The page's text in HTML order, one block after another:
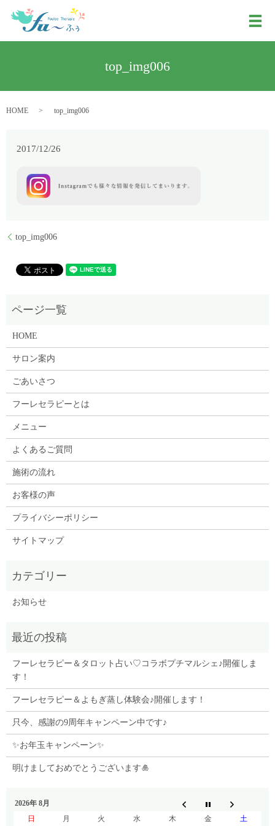
メ
top_img006
HOME top_img006
2017/12/26
top_img006
HOME
サロン案内
ごあいさつ
フーレセラピーとは
メニュー
よくあるご質問
施術の流れ
お客様の声
プライバシーポリシー
サイトマップ
お知らせ
フーレセラピー＆タロット占い♡コラボプチマルシェ♪開催しま
す！
フーレセラピー＆よもぎ蒸し体験会♪開催します！
只今、感謝の9周年キャンペーン中です♪
✨お年玉キャンペーン✨
明けましておめでとうございます🎍
2026年 8月
日
月 火 水 木 金 土